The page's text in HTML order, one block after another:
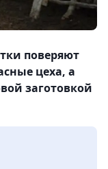
поверяют
цеха, а
заготовкой